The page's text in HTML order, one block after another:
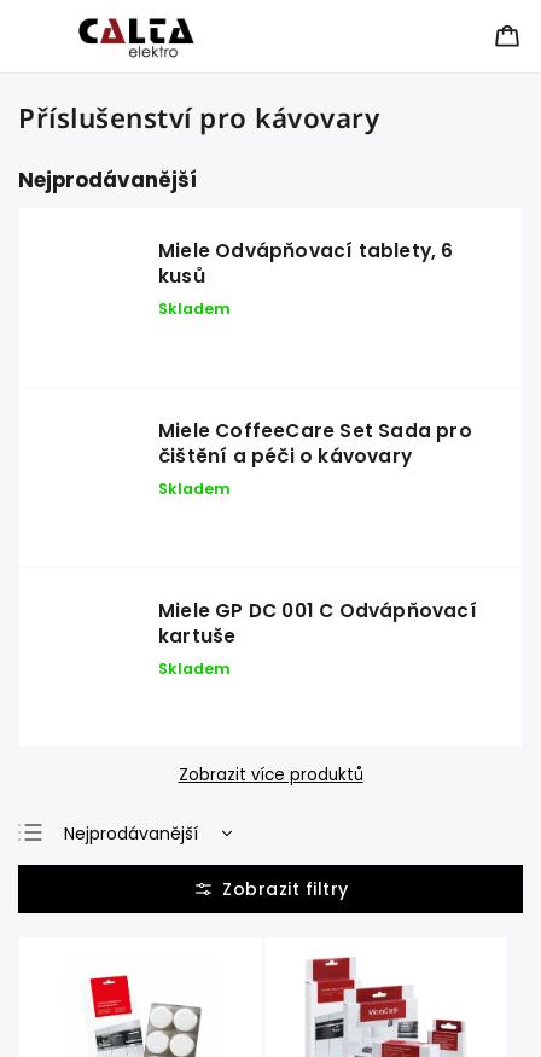
Příslušenství pro kávovary
Nejprodávanější
Miele Odvápňovací tablety, 6
kusů
Skladem
Miele CoffeeCare Set Sada pro
čištění a péči o kávovary
Skladem
Miele GP DC 001 C Odvápňovací
kartuše
Skladem
Zobrazit více produktů
Nejprodávanější
Nejlevnější
Nejdražší